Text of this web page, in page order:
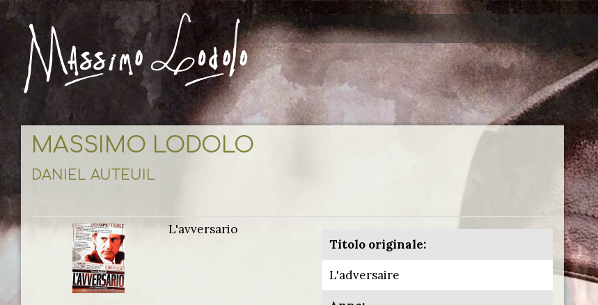
MASSIMO LODOLO
DANIEL AUTEUIL
L'avversario
Titolo originale:
L'adversaire